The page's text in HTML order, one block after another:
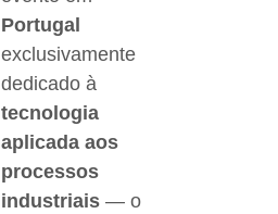
Portugal
exclusivamente
dedicado à
tecnologia
aplicada aos
processos
industriais— o